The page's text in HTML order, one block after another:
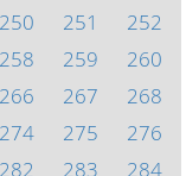
250 251
252
258 259
260
266 267
268
274 275
276
282 283
284